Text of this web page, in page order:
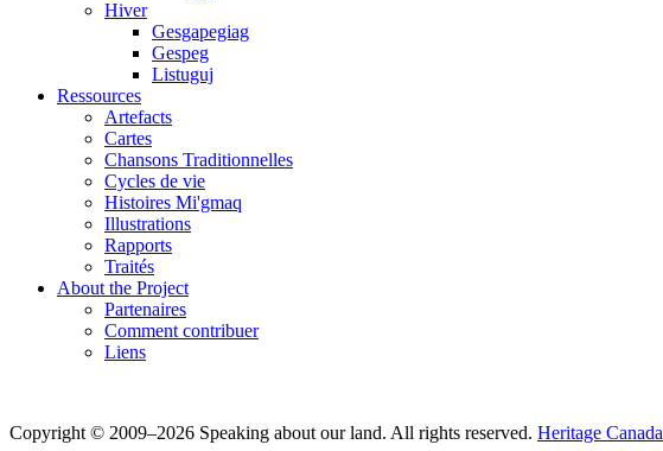
Hiver
Gesgapegiag
Gespeg
Listuguj
Ressources
Artefacts
Cartes
Chansons Traditionnelles
Cycles de vie
Histoires Mi'gmaq
Illustrations
Rapports
Traités
About the Project
Partenaires
Comment contribuer
Liens
Copyright © 2009–2026 Speaking about our land. All rights reserved. Heritage Canada